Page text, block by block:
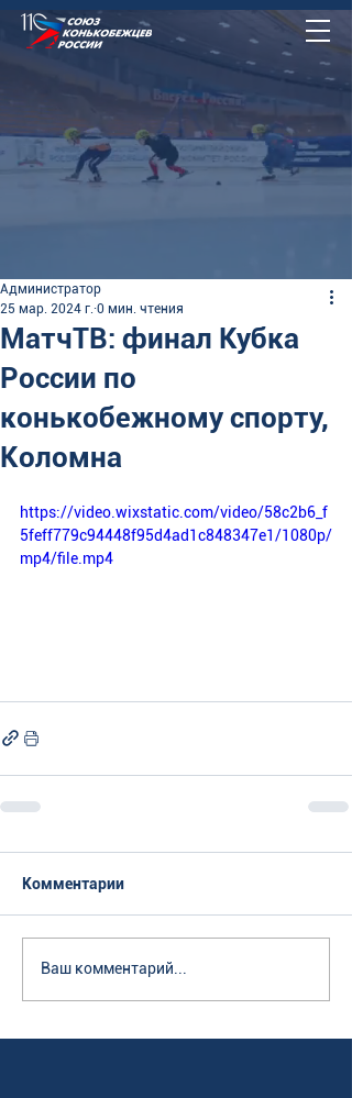
МатчТВ: финал Кубка
России по
конькобежному спорту,
Коломна
Администратор
25 мар. 2024 г. 0 мин. чтения
https://video.wixstatic.com/video/58c2b6_f
5feff779c94448f95d4ad1c848347e1/1080p/
mp4/file.mp4
Комментарии
Ваш комментарий...